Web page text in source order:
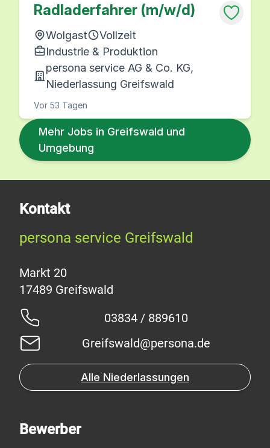
Radladerfahrer (m/w/d)
Wolgast
Vollzeit
Industrie & Produktion
persona service AG & Co. KG,
Niederlassung Greifswald
Vor 53 Tagen
Mehr Jobs in Greifswald und
Umgebung
Kontakt
persona service Greifswald
Markt 20
03834 / 889610
Greifswald@persona.de
Alle Niederlassungen
Bewerber